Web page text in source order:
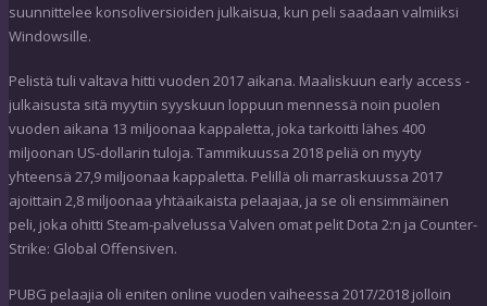
suunnittelee konsoliversioiden julkaisua, kun peli saadaan valmiiksi
Windowsille.
Pelistä tuli valtava hitti vuoden 2017 aikana. Maaliskuun early access -
julkaisusta sitä myytiin syyskuun loppuun mennessä noin puolen
vuoden aikana 13 miljoonaa kappaletta, joka tarkoitti lähes 400
miljoonan US-dollarin tuloja. Tammikuussa 2018 peliä on myyty
yhteensä 27,9 miljoonaa kappaletta. Pelillä oli marraskuussa 2017
ajoittain 2,8 miljoonaa yhtäaikaista pelaajaa, ja se oli ensimmäinen
peli, joka ohitti Steam-palvelussa Valven omat pelit Dota 2:n ja Counter-
Strike: Global Offensiven.
PUBG pelaajia oli eniten online vuoden vaiheessa 2017/2018 jolloin